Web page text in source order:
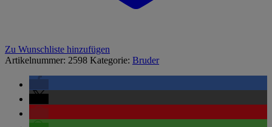
Zu Wunschliste hinzufügen
Artikelnummer: 2598 Kategorie: Bruder